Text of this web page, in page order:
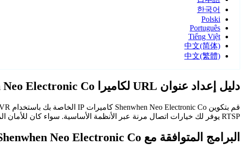
한국어
Polski
Português
Tiếng Việt
中文(简体)
中文(繁體)
دليل إعداد عنوان URL لكاميرا IP Shenwhen Neo Electronic Co
RTSP يوفر لك خيارات اتصال مرنة عبر الأنظمة الأساسية. سواء كان للأمان المنزلي أو مراقبة المكتب، فإن كاميرات Shenwhen Neo Electronic Co مع Agent DVR توفر مراقبة موثوقة وآمنة.
البرامج المتوافقة مع Shenwhen Neo Electronic Co*